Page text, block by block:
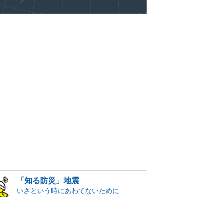
「知る防災」地震
いざという時にあわてないために